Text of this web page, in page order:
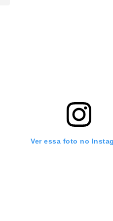
Ver essa foto no